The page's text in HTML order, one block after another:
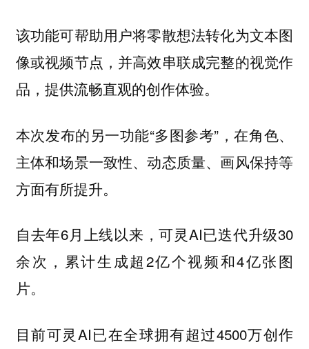
该功能可帮助用户将零散想法转化为文本图
像或视频节点，并高效串联成完整的视觉作
品，提供流畅直观的创作体验。
本次发布的另一功能“多图参考”，在角色、
主体和场景一致性、动态质量、画风保持等
方面有所提升。
自去年6月上线以来，可灵AI已迭代升级30
余次，累计生成超2亿个视频和4亿张图
片。
目前可灵AI已在全球拥有超过4500万创作